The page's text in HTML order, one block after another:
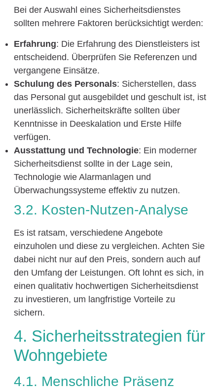
Bei der Auswahl eines Sicherheitsdienstes
sollten mehrere Faktoren berücksichtigt werden:
Erfahrung: Die Erfahrung des Dienstleisters ist
entscheidend. Überprüfen Sie Referenzen und
vergangene Einsätze.
Schulung des Personals: Sicherstellen, dass
das Personal gut ausgebildet und geschult ist, ist
unerlässlich. Sicherheitskräfte sollten über
Kenntnisse in Deeskalation und Erste Hilfe
verfügen.
Ausstattung und Technologie: Ein moderner
Sicherheitsdienst sollte in der Lage sein,
Technologie wie Alarmanlagen und
Überwachungssysteme effektiv zu nutzen.
3.2. Kosten-Nutzen-Analyse
Es ist ratsam, verschiedene Angebote
einzuholen und diese zu vergleichen. Achten Sie
dabei nicht nur auf den Preis, sondern auch auf
den Umfang der Leistungen. Oft lohnt es sich, in
einen qualitativ hochwertigen Sicherheitsdienst
zu investieren, um langfristige Vorteile zu
sichern.
4. Sicherheitsstrategien für
Wohngebiete
4.1. Menschliche Präsenz